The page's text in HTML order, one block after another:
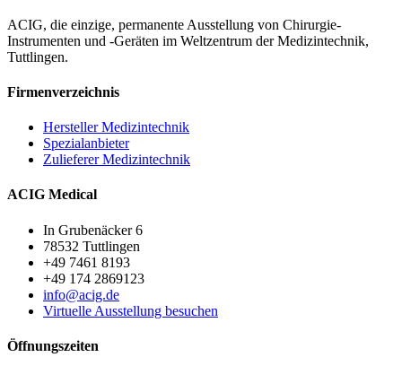
ACIG, die einzige, permanente Ausstellung von Chirurgie-
Instrumenten und -Geräten im Weltzentrum der Medizintechnik,
Tuttlingen.
Firmenverzeichnis
Hersteller Medizintechnik
Spezialanbieter
Zulieferer Medizintechnik
ACIG Medical
In Grubenäcker 6
78532 Tuttlingen
+49 7461 8193
+49 174 2869123
info@acig.de
Virtuelle Ausstellung besuchen
Öffnungszeiten